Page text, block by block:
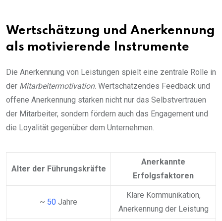
Wertschätzung und Anerkennung
als motivierende Instrumente
Die Anerkennung von Leistungen spielt eine zentrale Rolle in
der Mitarbeitermotivation. Wertschätzendes Feedback und
offene Anerkennung stärken nicht nur das Selbstvertrauen
der Mitarbeiter, sondern fördern auch das Engagement und
die Loyalität gegenüber dem Unternehmen.
Alter der Führungskräfte
Anerkannte
Erfolgsfaktoren
~ 50 Jahre
Klare Kommunikation,
Anerkennung der Leistung